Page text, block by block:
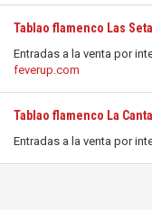
Tablao flamenco Las
Entradas a la venta por
feverup.com
Tablao flamenco La
Entradas a la venta por